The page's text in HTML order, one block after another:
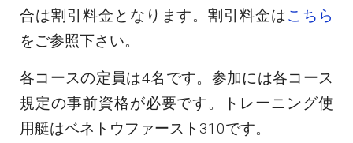
合は割引料金となります。割引料金はこちら
をご参照下さい。
各コースの定員は4名です。参加には各コース
規定の事前資格が必要です。トレーニング使
用艇はベネトウファースト310です。